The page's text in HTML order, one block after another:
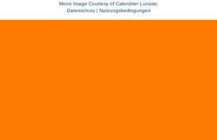
Moon Image Courtesy of Calendrier Lunaire.
Datenschutz| Nutzungsbedingungen